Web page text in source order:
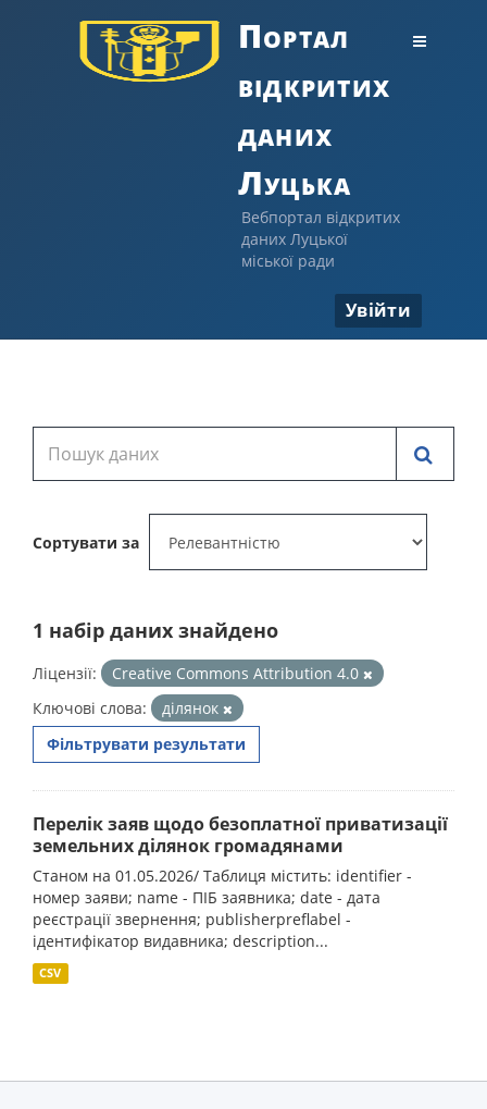
Портал
відкритих
даних
Луцька
Вебпортал відкритих
даних Луцької
міської ради
Увійти
Сортувати за
1 набір даних знайдено
Ліцензії:
Creative Commons Attribution 4.0
Ключові слова:
ділянок
Фільтрувати результати
Перелік заяв щодо безоплатної приватизації
земельних ділянок громадянами
Станом на 01.05.2026/ Таблиця містить: identifier -
номер заяви; name - ПІБ заявника; date - дата
реєстрації звернення; publisherpreflabel -
ідентифікатор видавника; description...
CSV